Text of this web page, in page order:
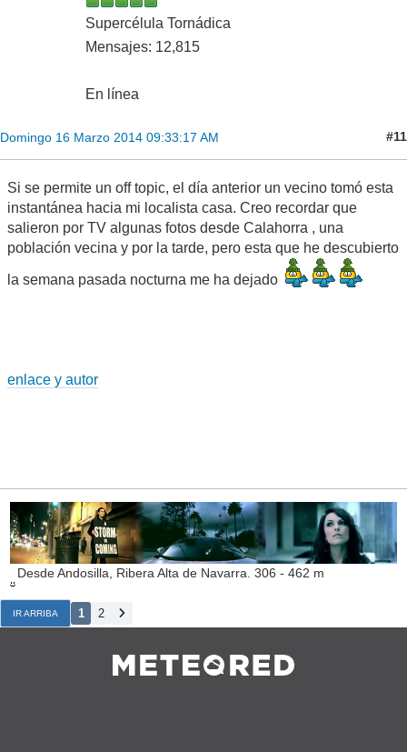
Supercélula Tornádica
Mensajes: 12,815
En línea
Domingo 16 Marzo 2014 09:33:17 AM #11
Si se permite un off topic, el día anterior un vecino tomó esta
instantánea hacia mi localista casa. Creo recordar que
salieron por TV algunas fotos desde Calahorra , una
población vecina y por la tarde, pero esta que he descubierto
la semana pasada nocturna me ha dejado
enlace y autor
Desde Andosilla, Ribera Alta de Navarra. 306 - 462 m
IR ARRIBA 1 2